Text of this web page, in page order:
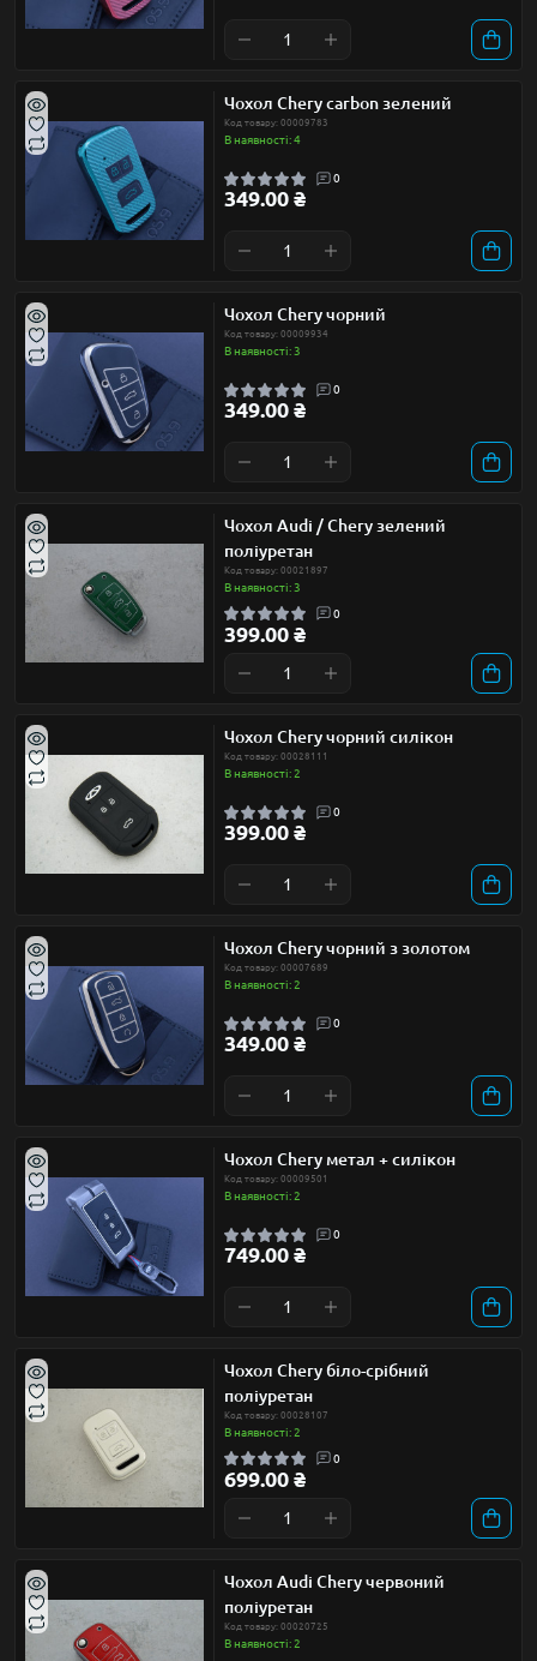
Чохол Chery carbon зелений
Код товару: 00009783
В наявності: 4
0
349.00 ₴
Чохол Chery чорний
Код товару: 00009934
В наявності: 3
0
349.00 ₴
Чохол Audi / Chery зелений
поліуретан
Код товару: 00021897
В наявності: 3
0
399.00 ₴
Чохол Chery чорний силікон
Код товару: 00028111
В наявності: 2
0
399.00 ₴
Чохол Chery чорний з золотом
Код товару: 00007689
В наявності: 2
0
349.00 ₴
Чохол Chery метал + силікон
Код товару: 00009501
В наявності: 2
0
749.00 ₴
Чохол Chery біло-срібний
поліуретан
Код товару: 00028107
В наявності: 2
0
699.00 ₴
Чохол Audi Chery червоний
поліуретан
Код товару: 00020725
В наявності: 2